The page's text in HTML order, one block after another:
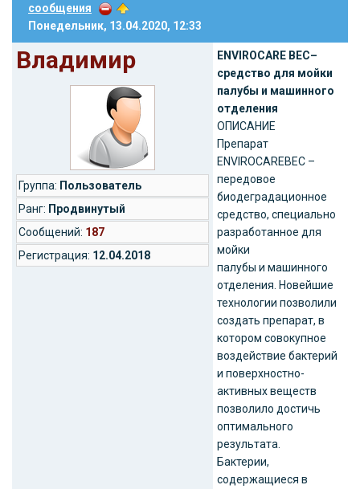
сообщения
Понедельник, 13.04.2020, 12:33
Владимир
Группа: Пользователь
Ранг: Продвинутый
Cообщений: 187
Регистрация: 12.04.2018
ENVIROCARE BEC–
средство для мойки
палубы и машинного
отделения
ОПИСАНИЕ
Препарат
ENVIROCAREBEC –
передовое
биодеградационное
средство, специально
разработанное для
мойки
палубы и машинного
отделения. Новейшие
технологии позволили
создать препарат, в
котором совокупное
воздействие бактерий
и поверхностно-
активных веществ
позволило достичь
оптимального
результата.
Бактерии,
содержащиеся в